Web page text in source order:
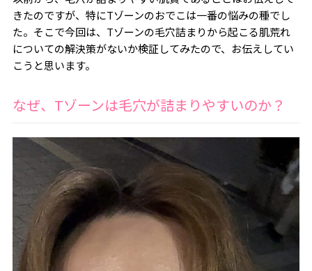
きたのですが、特にTゾーンのおでこは一番の悩みの種でし
た。そこで今回は、Tゾーンの毛穴詰まりから起こる肌荒れ
についての解決策がないか検証してみたので、お伝えしてい
こうと思います。
なぜ、Tゾーンは毛穴が詰まりやすいのか？